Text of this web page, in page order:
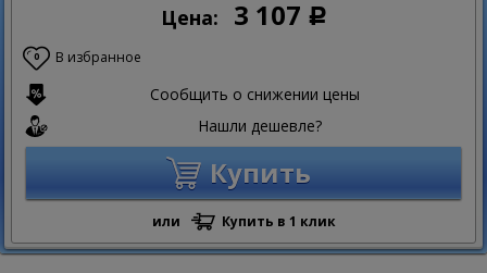
Цена: 3 107 Р
0 В избранное
Сообщить о снижении цены
Нашли дешевле?
Купить
или Купить в 1 клик